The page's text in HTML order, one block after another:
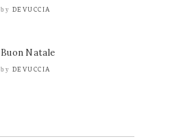
by DEVUCCIA
Buon Natale
by DEVUCCIA